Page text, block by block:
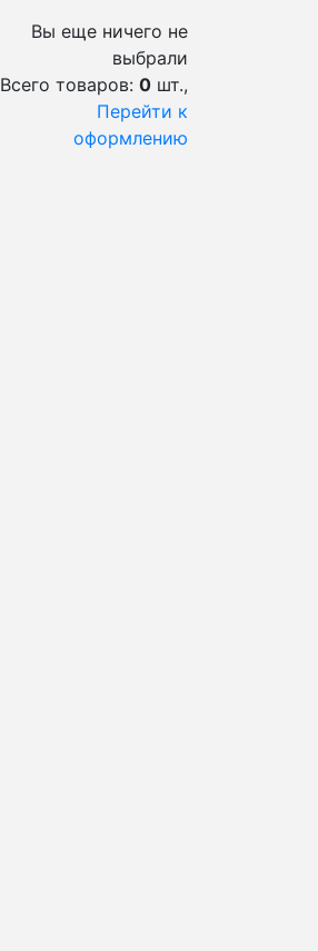
Вы еще ничего не
выбрали
Всего товаров: 0 шт.,
Перейти к
оформлению